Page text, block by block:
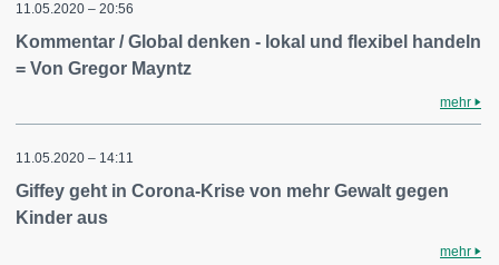
11.05.2020 – 20:56
Kommentar / Global denken - lokal und flexibel handeln
= Von Gregor Mayntz
mehr
11.05.2020 – 14:11
Giffey geht in Corona-Krise von mehr Gewalt gegen
Kinder aus
mehr